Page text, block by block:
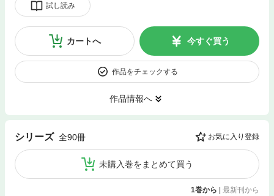
試し読み
カートへ 今すぐ買う
作品をチェックする
作品情報へ
シリーズ 全90冊 お気に入り登録
未購入巻をまとめて買う
1巻から | 最新刊から